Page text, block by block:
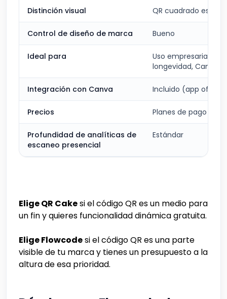
Distinción visual QR cuadrado
Control de diseño de marca Bueno
Ideal para
Uso empresarial
longevidad, Canva
Integración con Canva Incluido (app oficial)
Precios Planes de pago
Profundidad de analíticas de
escaneo presencial
Estándar
Elige QR Cakesi el código QR es un medio para
un fin y quieres funcionalidad dinámica gratuita.
Elige Flowcodesi el código QR es una parte
visible de tu marca y tienes un presupuesto a la
altura de esa prioridad.